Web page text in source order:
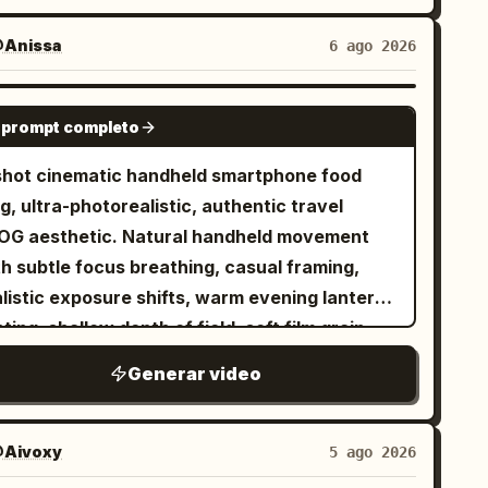
6 ago 2026
SEEDANCE 2.0
completo
cinematic handheld smartphone food
ultra-photorealistic, authentic travel
aesthetic. Natural handheld movement
subtle focus breathing, casual framing,
exposure shifts, warm evening lantern
shallow depth of field, soft film grain,
(reference image) explores a lively
night market and sits at a small outdoor
food stall. The reference image
only her facial identity and
Generar video
5 ago 2026